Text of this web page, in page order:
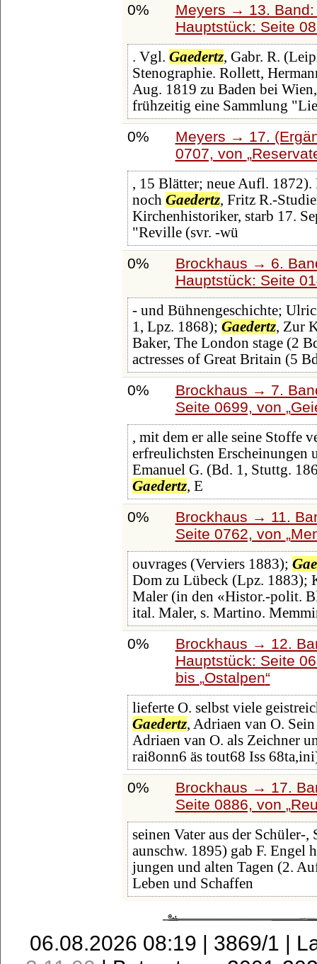
0%
Meyers → 13.
Hauptstück: Seite
. Vgl. Gaedertz, Gabr. R.
Stenographie. Rollett,
Aug. 1819 zu Baden bei
frühzeitig eine Sammlung
0%
Meyers → 17.
0707, von
, 15 Blätter; neue Aufl.
noch Gaedertz, Fritz R.-
Kirchenhistoriker, starb 17.
"Reville (svr. -wü
0%
Brockhaus → 6.
Hauptstück: Seite
- und Bühnengeschichte;
1, Lpz. 1868); Gaedertz, Zur
Baker, The London stage (2
actresses of Great Britain (5
0%
Brockhaus → 7.
Seite 0699, von
, mit dem er alle seine Stoffe
erfreulichsten Erscheinungen
Emanuel G. (Bd. 1, Stuttg.
Gaedertz, E
0%
Brockhaus → 11.
Seite 0762, von
ouvrages (Verviers 1883);
Dom zu Lübeck (Lpz. 1883);
Maler (in den «Histor.-polit.
ital. Maler, s. Martino.
0%
Brockhaus → 12.
Hauptstück: Seite
bis Ostalpen
lieferte O. selbst viele
Gaedertz, Adriaen van O.
Adriaen van O. als Zeichner
rai8onn6 äs tout68 Iss
0%
Brockhaus → 17.
Seite 0886, von
seinen Vater aus der Schüler-
aunschw. 1895) gab F. Engel
jungen und alten Tagen (2.
Leben und Schaffen
06.08.2026 08:19 | 3869/1 |